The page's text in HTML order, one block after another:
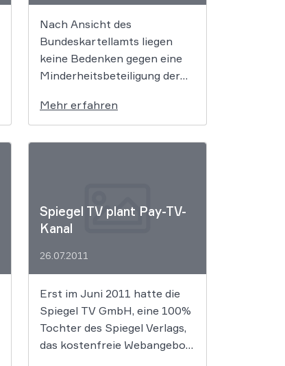
Digitalkanäle ZDF […]
Nach Ansicht des
Bundeskartellamts liegen
keine Bedenken gegen eine
Minderheitsbeteiligung der
Produktionsgesellschaft
(TMG) an Odeon Film AG vor.
Das wurde gestern bekannt
nichts mehr im Wege. Die
TMG wird nun 3.912.009 neue
Mehr erfahren
Spiegel TV plant Pay-TV-
Kanal
26.07.2011
Erst im Juni 2011 hatte die
Spiegel TV GmbH, eine 100%
Tochter des Spiegel Verlags,
das kostenfreie Webangebot